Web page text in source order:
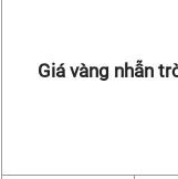
Giá vàng nhẫn